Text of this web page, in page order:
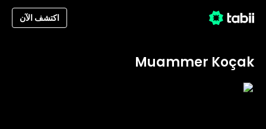
اكتشف الآن
Muammer Koçak